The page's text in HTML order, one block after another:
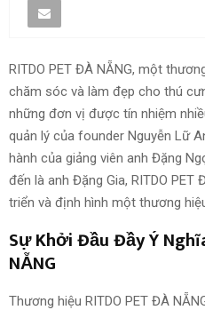
RITDO PET ĐÀ NẴNG, một
chăm sóc và làm đẹp cho thú
những đơn vị được tín nhiệm
quản lý của founder Nguyễn Lữ
hành của giảng viên anh Đặng
đến là anh Đặng Gia, RITDO
triển và định hình một thương
Sự Khởi Đầu Đầy Ý
NẴNG
Thương hiệu RITDO PET ĐÀ